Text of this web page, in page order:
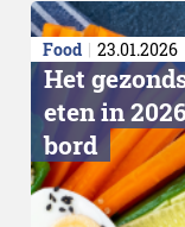
Food 23.01.2026
Het
eten in
bord